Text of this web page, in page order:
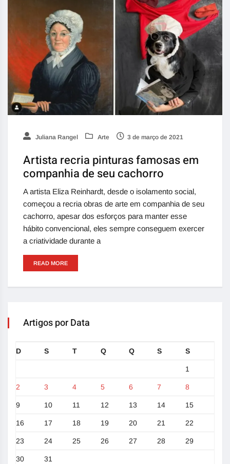
Juliana Rangel Arte 3 de março de 2021
Artista recria pinturas famosas em
companhia de seu cachorro
A artista Eliza Reinhardt, desde o isolamento social,
começou a recria obras de arte em companhia de seu
cachorro, apesar dos esforços para manter esse
hábito convencional, eles sempre conseguem exercer
a criatividade durante a
READ MORE
Artigos por Data
D S T Q Q S S
1
2 3 4 5 6 7 8
9 10 11 12 13 14 15
16 17 18 19 20 21 22
23 24 25 26 27 28 29
30 31